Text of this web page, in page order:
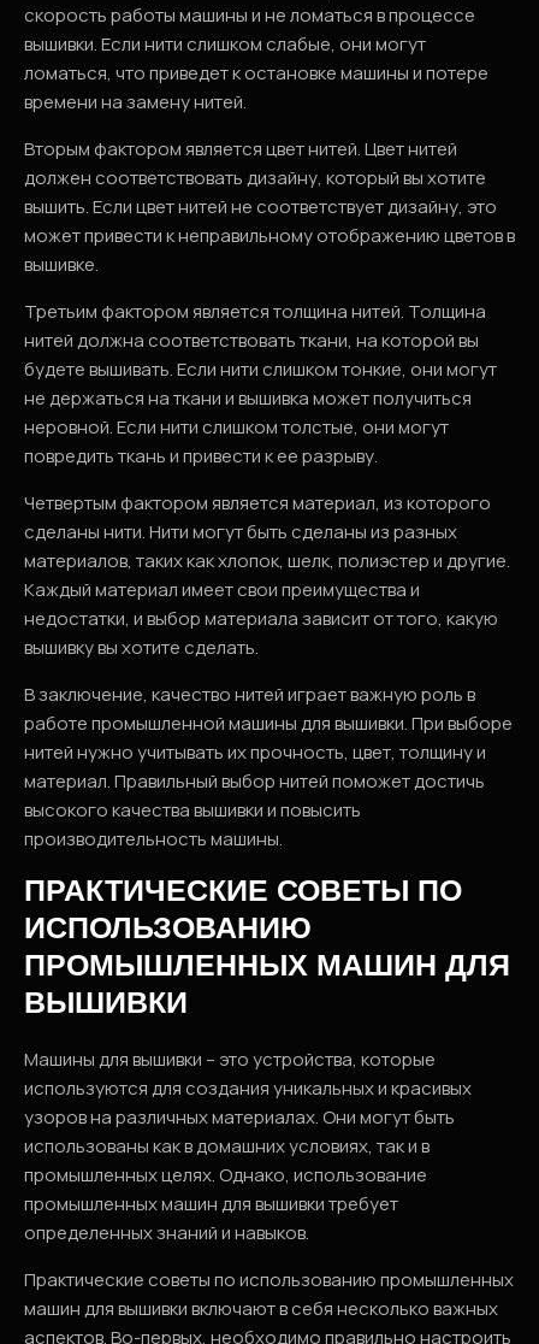
скорость работы машины и не ломаться в процессе
вышивки. Если нити слишком слабые, они могут
ломаться, что приведет к остановке машины и потере
времени на замену нитей.
Вторым фактором является цвет нитей. Цвет нитей
должен соответствовать дизайну, который вы хотите
вышить. Если цвет нитей не соответствует дизайну, это
может привести к неправильному отображению цветов в
вышивке.
Третьим фактором является толщина нитей. Толщина
нитей должна соответствовать ткани, на которой вы
будете вышивать. Если нити слишком тонкие, они могут
не держаться на ткани и вышивка может получиться
неровной. Если нити слишком толстые, они могут
повредить ткань и привести к ее разрыву.
Четвертым фактором является материал, из которого
сделаны нити. Нити могут быть сделаны из разных
материалов, таких как хлопок, шелк, полиэстер и другие.
Каждый материал имеет свои преимущества и
недостатки, и выбор материала зависит от того, какую
вышивку вы хотите сделать.
В заключение, качество нитей играет важную роль в
работе промышленной машины для вышивки. При выборе
нитей нужно учитывать их прочность, цвет, толщину и
материал. Правильный выбор нитей поможет достичь
высокого качества вышивки и повысить
производительность машины.
ПРАКТИЧЕСКИЕ СОВЕТЫ ПО
ИСПОЛЬЗОВАНИЮ
ПРОМЫШЛЕННЫХ МАШИН ДЛЯ
ВЫШИВКИ
Машины для вышивки – это устройства, которые
используются для создания уникальных и красивых
узоров на различных материалах. Они могут быть
использованы как в домашних условиях, так и в
промышленных целях. Однако, использование
промышленных машин для вышивки требует
определенных знаний и навыков.
Практические советы по использованию промышленных
машин для вышивки включают в себя несколько важных
аспектов. Во-первых, необходимо правильно настроить